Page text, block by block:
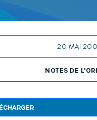
20 MAI
NOTES DE